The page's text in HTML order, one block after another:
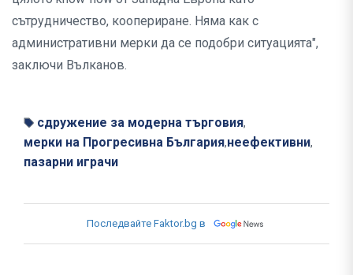
сътрудничество, коопериране. Няма как с
административни мерки да се подобри ситуацията",
заключи Вълканов.
сдружение за модерна търговия,
мерки на Прогресивна България,неефективни,
пазарни играчи
Последвайте Faktor.bg в